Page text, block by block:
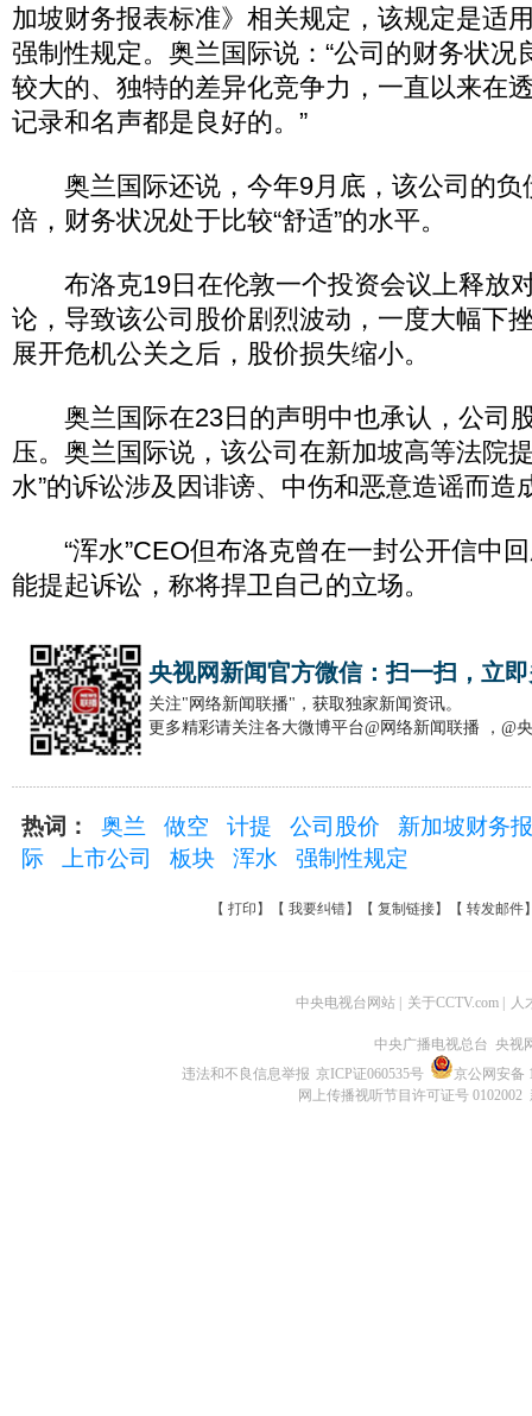
加坡财务报表标准》相关规定，该规定是适
强制性规定。奥兰国际说：“公司的财务状况
较大的、独特的差异化竞争力，一直以来在
记录和名声都是良好的。”
奥兰国际还说，今年9月底，该公司的负
倍，财务状况处于比较“舒适”的水平。
布洛克19日在伦敦一个投资会议上释放
论，导致该公司股价剧烈波动，一度大幅下
展开危机公关之后，股价损失缩小。
奥兰国际在23日的声明中也承认，公司
压。奥兰国际说，该公司在新加坡高等法院
水”的诉讼涉及因诽谤、中伤和恶意造谣而造
“浑水”CEO但布洛克曾在一封公开信中
能提起诉讼，称将捍卫自己的立场。
央视网新闻官方微信：扫一扫，立
关注"网络新闻联播"，获取独家新闻资讯。
更多精彩请关注各大微博平台@网络新闻联播 ，@
热词： 奥兰 做空 计提 公司股价
新加坡财务
际
上市公司 板块 浑水 强制性规定
【 打印 】【 我要纠错】【 复制链接】【 转发邮件
中央电视台网站 关于CCTV.com 人
中央广播电视总台 央视
违法和不良信息举报 京ICP证060535号
京公网安备
网上传播视听节目许可证号 0102002